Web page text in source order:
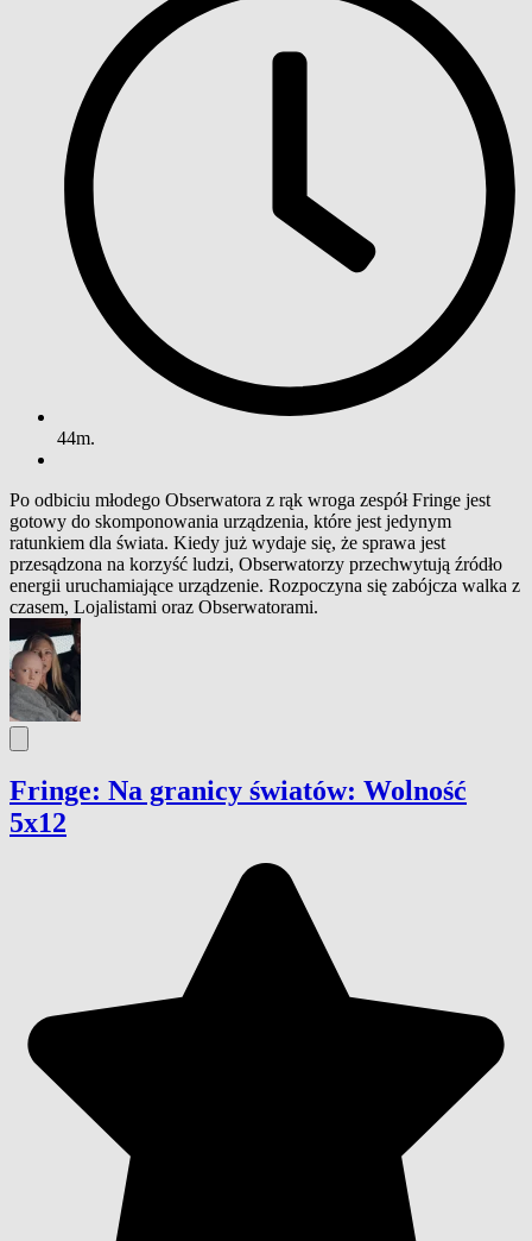
44m.
Po odbiciu młodego Obserwatora z rąk wroga zespół Fringe jest
gotowy do skomponowania urządzenia, które jest jedynym
ratunkiem dla świata. Kiedy już wydaje się, że sprawa jest
przesądzona na korzyść ludzi, Obserwatorzy przechwytują źródło
energii uruchamiające urządzenie. Rozpoczyna się zabójcza walka z
czasem, Lojalistami oraz Obserwatorami.
Fringe: Na granicy światów: Wolność
5x12